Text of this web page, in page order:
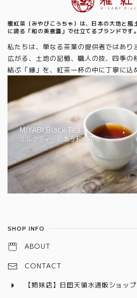
雅紅茶（みやびこうちゃ）は、日本の大地と風
に誇る「和の美意識」で仕立てるブランドです。
私たちは、単なる茶葉の提供者ではあり
広がる、土地の記憶、職人の技、四季の
結ぶ「縁」を、紅茶一杯の中に丁寧に込
SHOP INFO
ABOUT
CONTACT
【姉妹店】日田天領水通販ショップ